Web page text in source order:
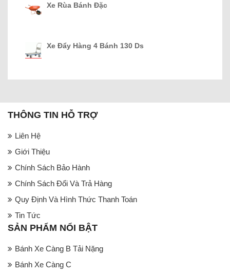
Xe Rùa Bánh Đặc
Xe Đẩy Hàng 4 Bánh 130 Ds
THÔNG TIN HỖ TRỢ
Liên Hệ
Giới Thiệu
Chính Sách Bảo Hành
Chính Sách Đổi Và Trả Hàng
Quy Định Và Hình Thức Thanh Toán
Tin Tức
SẢN PHẨM NỔI BẬT
Bánh Xe Càng B Tải Nặng
Bánh Xe Càng C